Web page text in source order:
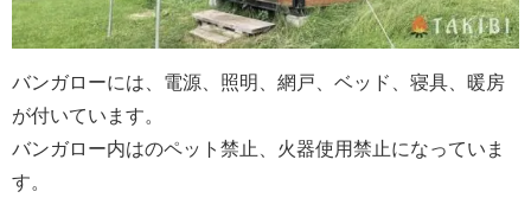
バンガローには、電源、照明、網戸、ベッド、寝具、暖房
が付いています。
バンガロー内はのペット禁止、火器使用禁止になっていま
す。